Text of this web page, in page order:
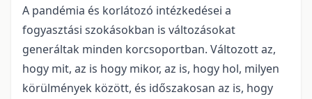
A pandémia és korlátozó intézkedései a
fogyasztási szokásokban is változásokat
generáltak minden korcsoportban. Változott az,
hogy mit, az is hogy mikor, az is, hogy hol, milyen
körülmények között, és időszakosan az is, hogy